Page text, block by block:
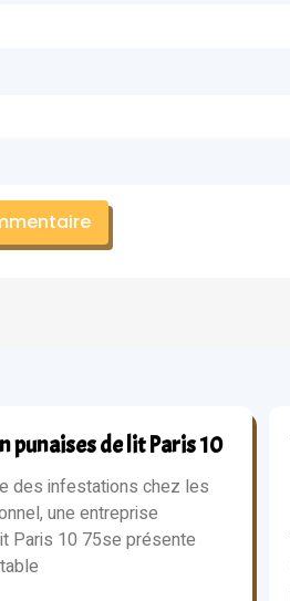
punaises de lit Paris 10
des infestations chez les
une entreprise
Paris 10 75se présente